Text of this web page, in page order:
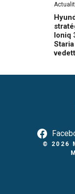
Ioniq
© 2026